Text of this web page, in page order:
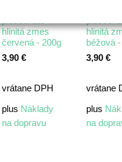
hlinitá zmes
červená - 200g
3,90 €
vrátane DPH
plus Náklady
na dopravu
hlinitá
béžová
3,90 €
vrátane
plus
na